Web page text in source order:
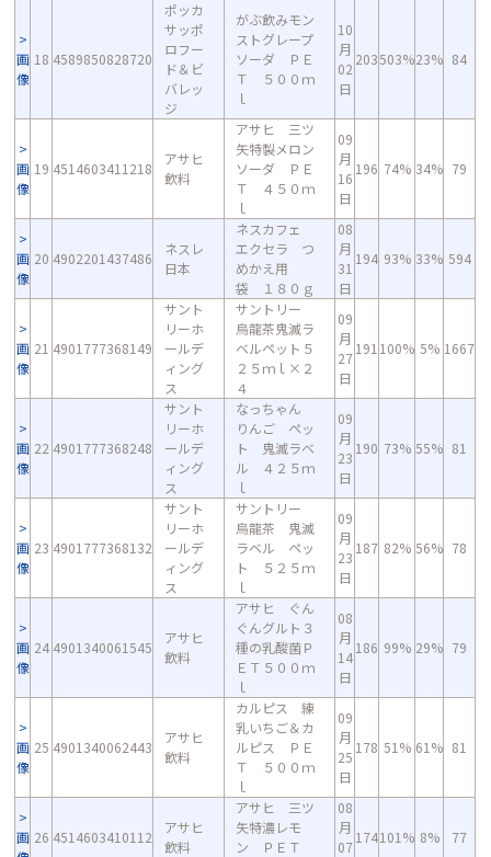
画
像
18 4589850828720
ポッカ
サッポ
ロフー
ド＆ビ
バレッ
ジ
がぶ飲みモン
ストグレープ
ソーダ ＰＥ
Ｔ ５００ｍ
ｌ
10
月
02
日
203503%23% 84
画
像
19 4514603411218
アサヒ
飲料
アサヒ 三ツ
矢特製メロン
ソーダ ＰＥ
Ｔ ４５０ｍ
ｌ
09
月
16
日
196 74% 34% 79
画
像
20 4902201437486
ネスレ
日本
ネスカフェ
エクセラ つ
めかえ用
袋 １８０ｇ
08
月
31
日
194 93% 33% 594
画
像
21 4901777368149
サント
リーホ
ールデ
ィング
ス
サントリー
烏龍茶鬼滅ラ
ベルペット５
２５ｍｌ×２
４
09
月
27
日
191 100% 5% 1667
画
像
22 4901777368248
サント
リーホ
ールデ
ィング
ス
なっちゃん
りんご ペッ
ト 鬼滅ラベ
ル ４２５ｍ
ｌ
09
月
23
日
190 73% 55% 81
画
像
23 4901777368132
サント
リーホ
ールデ
ィング
ス
サントリー
烏龍茶 鬼滅
ラベル ペッ
ト ５２５ｍ
ｌ
09
月
23
日
187 82% 56% 78
画
像
24 4901340061545
アサヒ
飲料
アサヒ ぐん
ぐんグルト３
種の乳酸菌Ｐ
ＥＴ５００ｍ
ｌ
08
月
14
日
186 99% 29% 79
画
像
25 4901340062443
アサヒ
飲料
カルピス 練
乳いちご＆カ
ルピス ＰＥ
Ｔ ５００ｍ
ｌ
09
月
25
日
178 51% 61% 81
画 26 4514603410112
アサヒ
飲料
アサヒ 三ツ
矢特濃レモ
ン ＰＥＴ
08
月
07
174101% 8% 77